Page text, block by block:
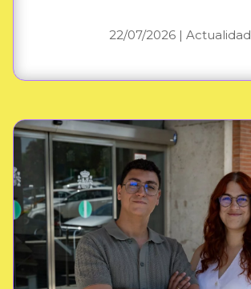
22/07/2026| Actualidad